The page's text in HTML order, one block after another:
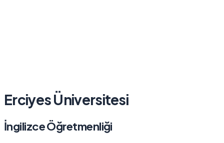
Erciyes Üniversitesi
İngilizce Öğretmenliği